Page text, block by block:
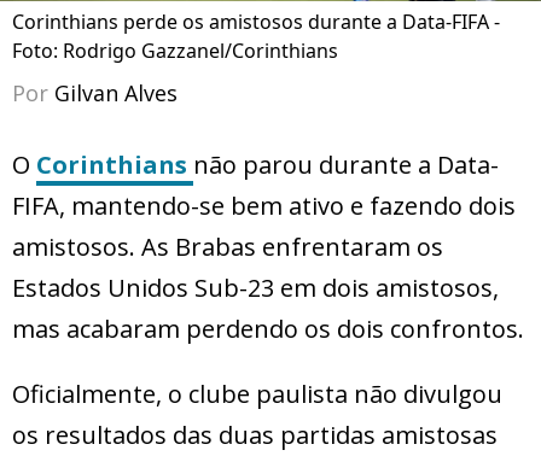
Corinthians perde os amistosos durante a Data-FIFA -
Foto: Rodrigo Gazzanel/Corinthians
Por Gilvan Alves
O Corinthians não parou durante a Data-
FIFA, mantendo-se bem ativo e fazendo dois
amistosos. As Brabas enfrentaram os
Estados Unidos Sub-23 em dois amistosos,
mas acabaram perdendo os dois confrontos.
Oficialmente, o clube paulista não divulgou
os resultados das duas partidas amistosas